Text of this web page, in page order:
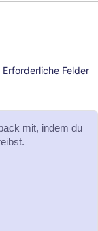
Erforderliche Felder